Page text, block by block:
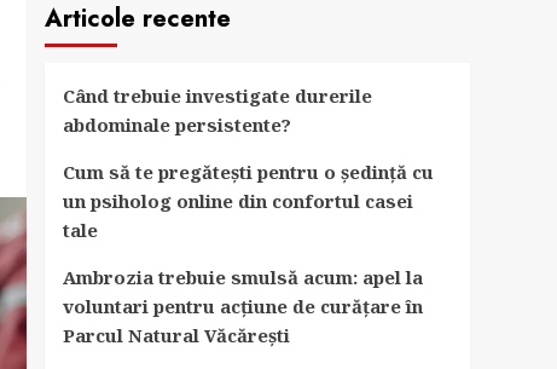
Articole recente
Când trebuie investigate durerile
abdominale persistente?
Cum să te pregătești pentru o ședință cu
un psiholog online din confortul casei
tale
Ambrozia trebuie smulsă acum: apel la
voluntari pentru acțiune de curățare în
Parcul Natural Văcărești